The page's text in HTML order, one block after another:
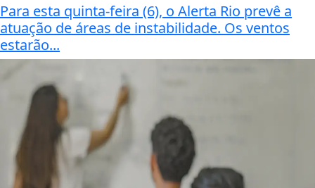
Para esta quinta-feira (6), o Alerta Rio prevê a
atuação de áreas de instabilidade. Os ventos
estarão...